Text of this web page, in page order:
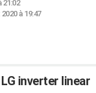
21:02
à 19:47
inverter linear